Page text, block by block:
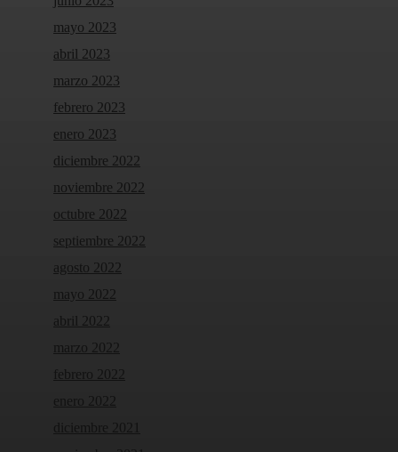
mayo 2023
abril 2023
marzo 2023
febrero 2023
enero 2023
diciembre 2022
noviembre 2022
octubre 2022
septiembre 2022
agosto 2022
mayo 2022
abril 2022
marzo 2022
febrero 2022
enero 2022